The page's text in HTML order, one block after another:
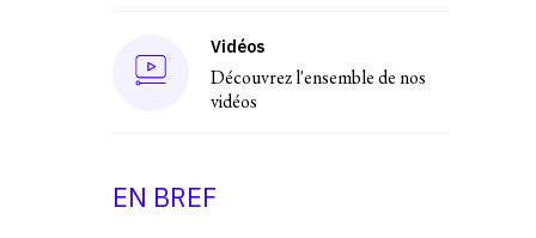
Vidéos
Découvrez l'ensemble de nos
vidéos
EN BREF